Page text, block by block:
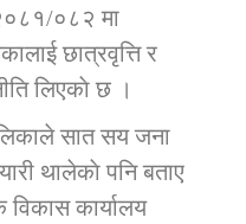
एकाई जुम्लाको सुचना
०८२ मा
छात्रवृत्ति र
लिएकाे छ ।
सात सय जना
थालेकाे पनि बताए
विकास कार्यालय